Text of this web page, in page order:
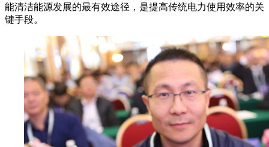
能清洁能源发展的最有效途径，是提高传统电力使用效率的关
键手段。